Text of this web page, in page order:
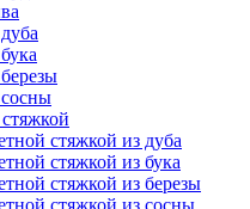
стяжкой из дуба
стяжкой из бука
стяжкой из березы
стяжкой из сосны